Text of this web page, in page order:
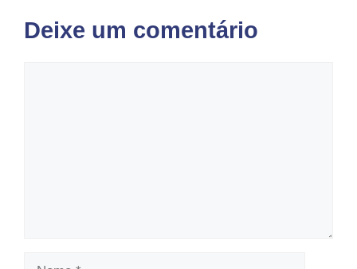
Deixe um comentário